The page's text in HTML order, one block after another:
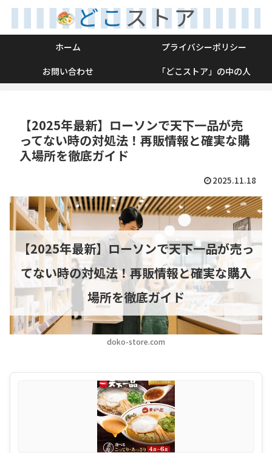
ホーム
プライバシーポリシー
お問い合わせ
「どこストア」の中の人
【2025年最新】ローソンで天下一品が売
ってない時の対処法！再販情報と確実な購
入場所を徹底ガイド
2025.11.18
doko-store.com
【2025年最新】ローソンで天下一品が売っ
てない時の対処法！再販情報と確実な購入
場所を徹底ガイド